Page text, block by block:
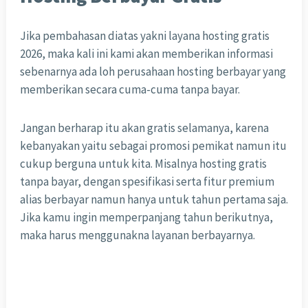
Jika pembahasan diatas yakni layana hosting gratis
2026, maka kali ini kami akan memberikan informasi
sebenarnya ada loh perusahaan hosting berbayar yang
memberikan secara cuma-cuma tanpa bayar.
Jangan berharap itu akan gratis selamanya, karena
kebanyakan yaitu sebagai promosi pemikat namun itu
cukup berguna untuk kita. Misalnya hosting gratis
tanpa bayar, dengan spesifikasi serta fitur premium
alias berbayar namun hanya untuk tahun pertama saja.
Jika kamu ingin memperpanjang tahun berikutnya,
maka harus menggunakna layanan berbayarnya.